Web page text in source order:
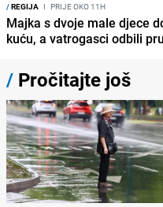
/REGIJA I PRIJE OKO 11H
Majka s dvoje male djece
kuću, a vatrogasci odbili
/ Pročitajte još